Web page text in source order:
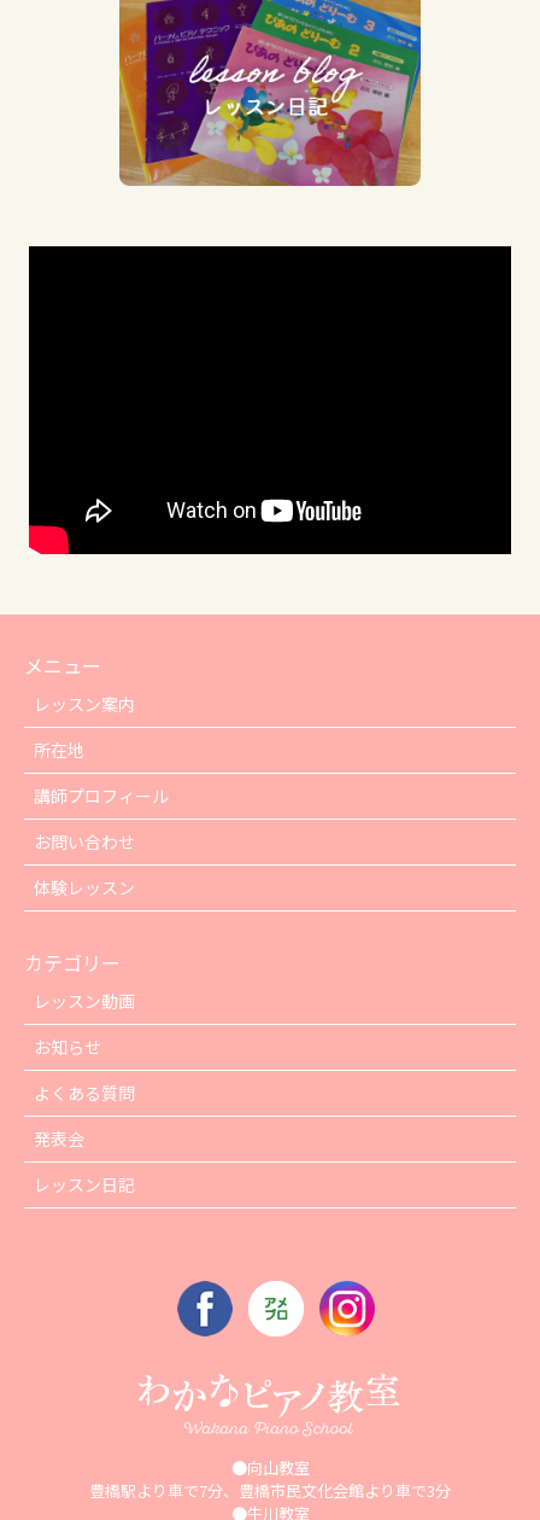
メニュー
レッスン案内
所在地
講師プロフィール
お問い合わせ
体験レッスン
カテゴリー
レッスン動画
お知らせ
よくある質問
発表会
レッスン日記
●向山教室
豊橋駅より車で7分、豊橋市民文化会館より車で3分
●牛川教室